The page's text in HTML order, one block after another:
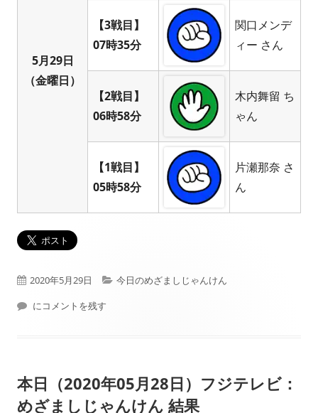
5月29日
（金曜日）
【3戦目】
07時35分
関口メンデ
ィー さん
【2戦目】
06時58分
木内舞留 ち
ゃん
【1戦目】
05時58分
片瀬那奈 さ
ん
公
開
2020年5月29日
カ
ー
今日のめざましじゃんけん
本日（2020年05月29日）フジテレビ： めざましじゃんけん 結果
にコメントを残す
本日（2020年05月28日）フジテレビ：
めざましじゃんけん 結果